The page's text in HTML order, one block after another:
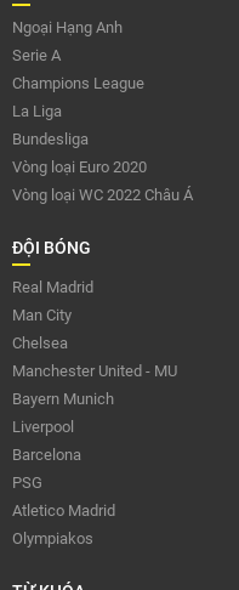
Ngoại Hạng Anh
Serie A
Champions League
La Liga
Bundesliga
Vòng loại Euro 2020
Vòng loại WC 2022 Châu Á
ĐỘI BÓNG
Real Madrid
Man City
Chelsea
Manchester United - MU
Bayern Munich
Liverpool
Barcelona
PSG
Atletico Madrid
Olympiakos